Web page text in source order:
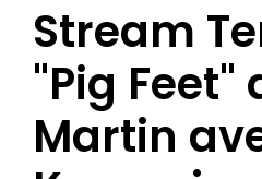
Stream
"Pig Feet"
Martin